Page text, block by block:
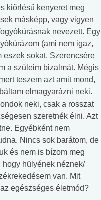
kiőrlésű kenyeret meg
másképp, vagy vigyen
nevezett. Egy
(ami nem igaz,
eszek sokat. Szerencsére
a szüleim bizalmát. Mégis
teszem azt amit mond,
elmagyarázni neki.
neki, csak a rosszat
szeretnék élni. Azt
Egyébként nem
Nincs sok barátom, de
és nem is bízom meg
hogy hülyének néznek/
van. Mit
egészséges életmód?